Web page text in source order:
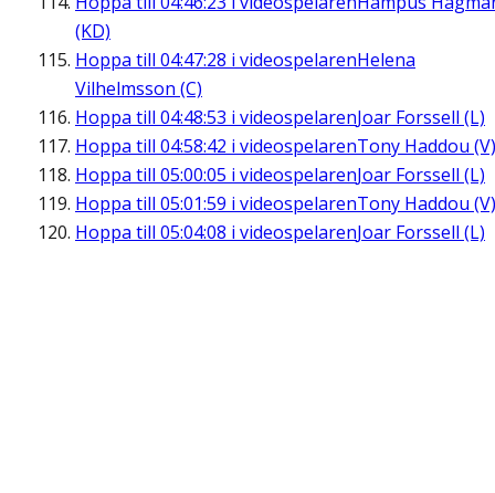
(KD)
Hoppa till 04:47:28 i videospelarenHelena
Vilhelmsson (C)
Hoppa till 04:48:53 i videospelarenJoar Forssell (L)
Hoppa till 04:58:42 i videospelarenTony Haddou (V)
Hoppa till 05:00:05 i videospelarenJoar Forssell (L)
Hoppa till 05:01:59 i videospelarenTony Haddou (V)
Hoppa till 05:04:08 i videospelarenJoar Forssell (L)